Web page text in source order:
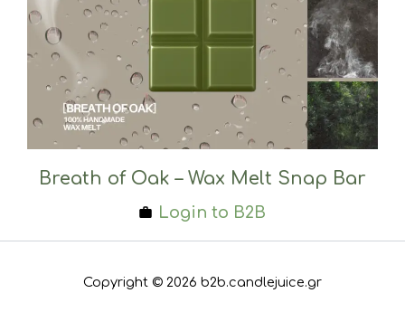
Breath of Oak – Wax Melt Snap Bar
Login to B2B
Copyright © 2026 b2b.candlejuice.gr